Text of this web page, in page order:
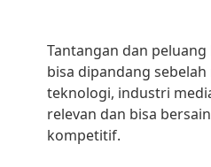
Tantangan dan
bisa dipandang
teknologi, industri
relevan dan bisa
kompetitif.